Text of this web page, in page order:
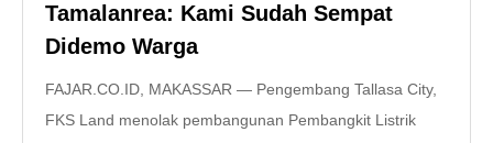
Tamalanrea: Kami Sudah Sempat
Didemo Warga
FAJAR.CO.ID, MAKASSAR — Pengembang Tallasa City,
FKS Land menolak pembangunan Pembangkit Listrik